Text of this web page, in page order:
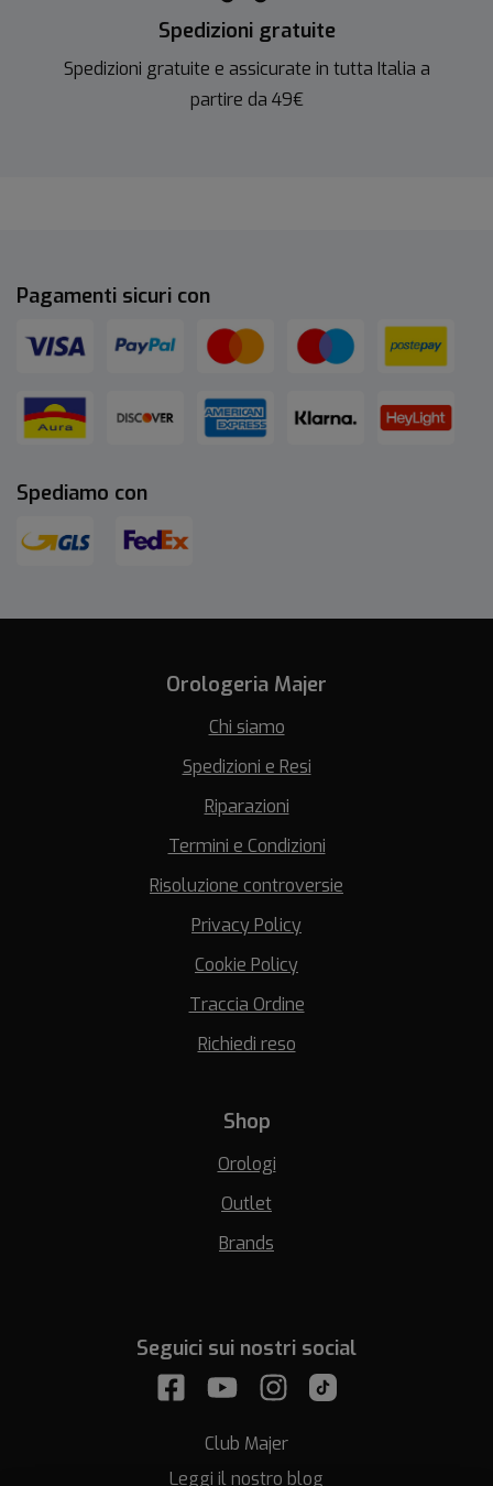
Spedizioni gratuite
Spedizioni gratuite e assicurate in tutta Italia a
partire da 49€
Pagamenti sicuri con
Spediamo con
Orologeria Majer
Chi siamo
Spedizioni e Resi
Riparazioni
Termini e Condizioni
Risoluzione controversie
Privacy Policy
Cookie Policy
Traccia Ordine
Richiedi reso
Shop
Orologi
Outlet
Brands
Seguici sui nostri social
Club Majer
Leggi il nostro blog